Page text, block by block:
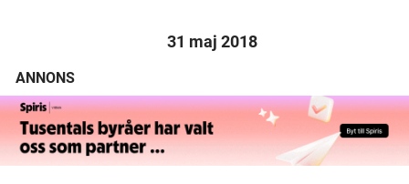
31 maj 2018
ANNONS